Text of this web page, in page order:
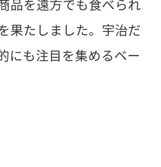
品を遠方でも食べられ
果たしました。宇治だ
にも注目を集めるベー